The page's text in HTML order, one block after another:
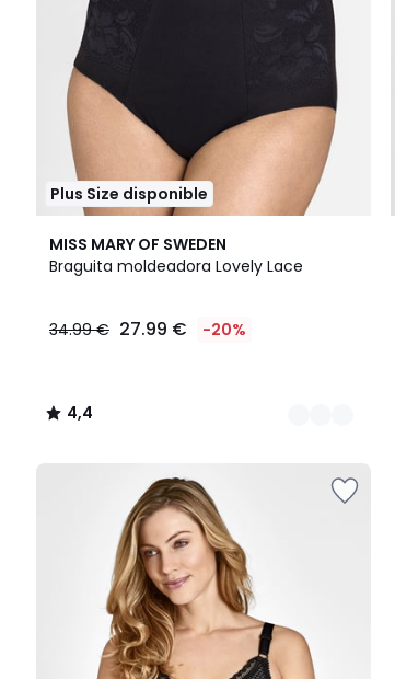
Plus Size disponible
MISS MARY OF SWEDEN
Braguita moldeadora Lovely Lace
34.99 € 27.99 € -20%
4,4
/ 5
2
Colores
4,4
/